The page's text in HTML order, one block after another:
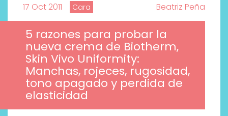
17 Oct 2011 Cara Beatriz Peña
5 razones para probar la
nueva crema de Biotherm,
Skin Vivo Uniformity:
Manchas, rojeces, rugosidad,
tono apagado y perdida de
elasticidad